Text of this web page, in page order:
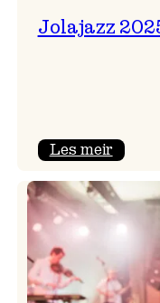
Jolajazz
Les meir:
2025
–
joledag